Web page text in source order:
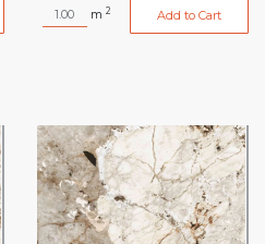
m 2 Add to Cart